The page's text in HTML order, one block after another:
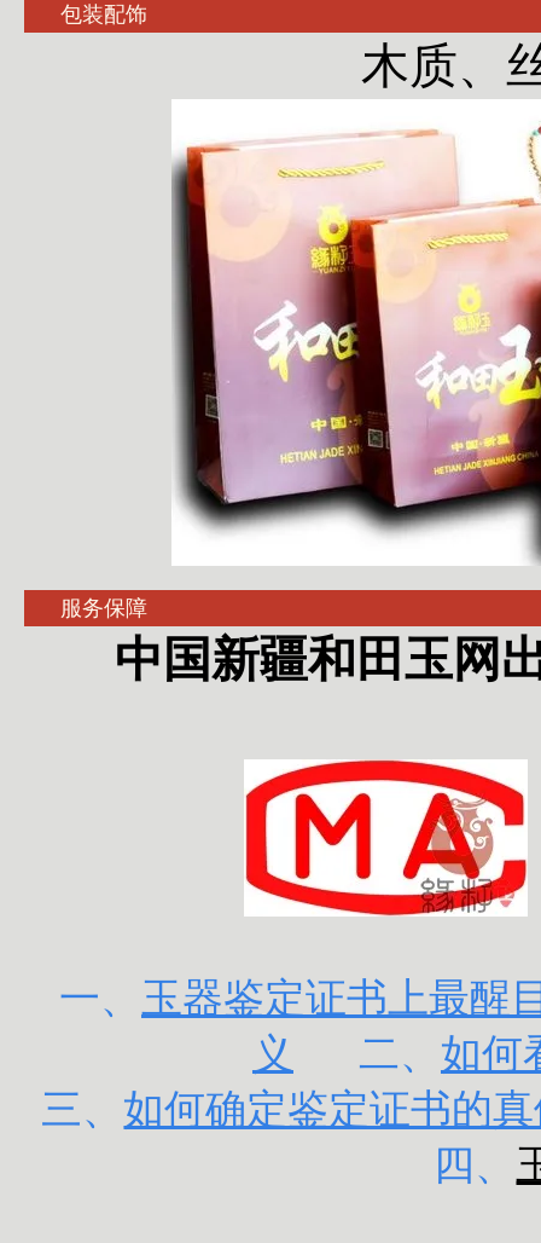
包装配饰
木质、
服务保障
中国新疆和田玉网
一、 玉器鉴定证书上最醒
义
二、 如何
三、 如何确定鉴定证书的
四、